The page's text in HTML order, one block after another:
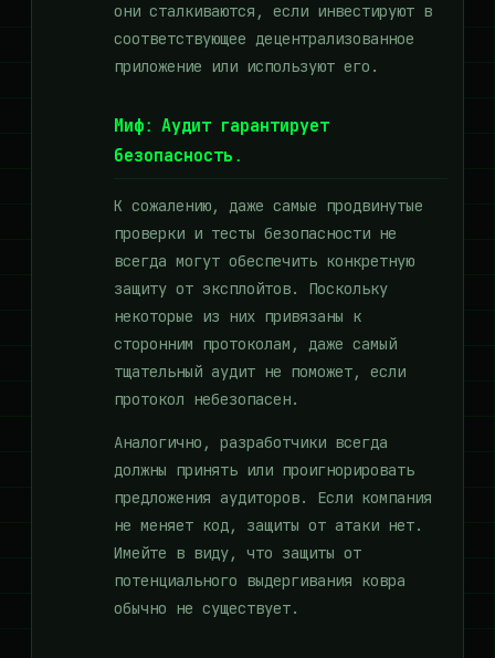
они сталкиваются, если инвестируют в
соответствующее децентрализованное
приложение или используют его.
Миф: Аудит гарантирует
безопасность.
К сожалению, даже самые продвинутые
проверки и тесты безопасности не
всегда могут обеспечить конкретную
защиту от эксплойтов. Поскольку
некоторые из них привязаны к
сторонним протоколам, даже самый
тщательный аудит не поможет, если
протокол небезопасен.
Аналогично, разработчики всегда
должны принять или проигнорировать
предложения аудиторов. Если компания
не меняет код, защиты от атаки нет.
Имейте в виду, что защиты от
потенциального выдергивания ковра
обычно не существует.